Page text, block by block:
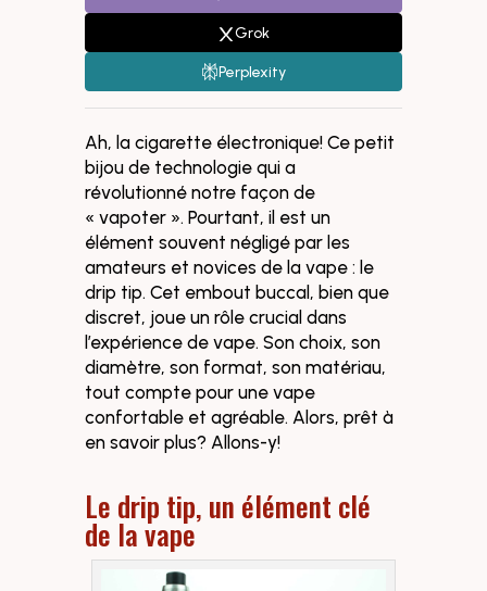
Grok
Perplexity
Ah, la cigarette électronique! Ce petit
bijou de technologie qui a
révolutionné notre façon de
« vapoter ». Pourtant, il est un
élément souvent négligé par les
amateurs et novices de la vape : le
drip tip. Cet embout buccal, bien que
discret, joue un rôle crucial dans
l’expérience de vape. Son choix, son
diamètre, son format, son matériau,
tout compte pour une vape
confortable et agréable. Alors, prêt à
en savoir plus? Allons-y!
Le drip tip, un élément clé
de la vape